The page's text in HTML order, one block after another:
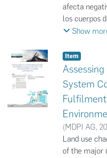
Investigación
Montaña;
Yeidy
Carreño-
afecta
los cuerpos
incrementar
pueden
técnicas de
estudio fue
Distichia
la unidad
Catac,
Áncash
drenaje
Show
Item
Assessing
System
(MDPI AG,
Espinoza;
Richard Tito;
Land use
of the major